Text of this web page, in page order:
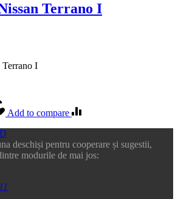
Terrano I
I
Add to compare
deschiși pentru cooperare și sugestii,
modurile de mai jos: